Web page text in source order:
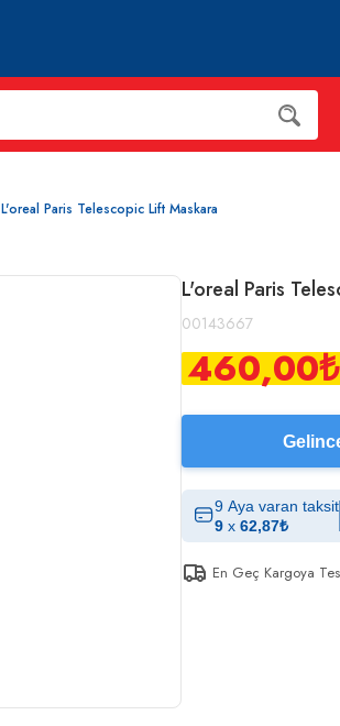
L'oreal Paris Telescopic Lift Maskara
L'oreal Paris
00143667
460,00₺
9 Aya varan taksit
9 x 62,87₺
En Geç Kargoya